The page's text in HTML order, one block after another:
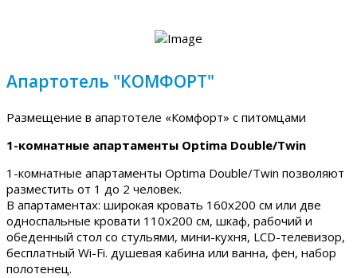
Апартотель "КОМФОРТ"
Размещение в апартотеле «Комфорт» с питомцами
1-комнатные апартаменты Optima Double/Twin
1-комнатные апартаменты Optima Double/Twin позволяют
разместить от 1 до 2 человек.
В апартаментах: широкая кровать 160х200 см или две
односпальные кровати 110х200 см, шкаф, рабочий и
обеденный стол со стульями, мини-кухня, LCD-телевизор,
бесплатный Wi-Fi. душевая кабина или ванна, фен, набор
полотенец.